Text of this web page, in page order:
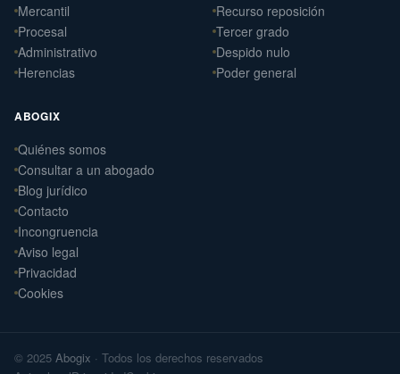
Mercantil
Procesal
Administrativo
Herencias
Recurso reposición
Tercer grado
Despido nulo
Poder general
ABOGIX
Quiénes somos
Consultar a un abogado
Blog jurídico
Contacto
Incongruencia
Aviso legal
Privacidad
Cookies
© 2025 Abogix · Todos los derechos reservados
Daniel Ramos Illanes
Derecho Laboral
📍 Sevilla
Laterna Abogados
📍 Santiago de Compostela
Arteaga Abogados